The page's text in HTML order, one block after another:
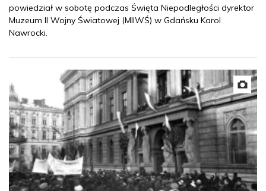
powiedział w sobotę podczas Święta Niepodległości dyrektor
Muzeum II Wojny Światowej (MIIWŚ) w Gdańsku Karol
Nawrocki.